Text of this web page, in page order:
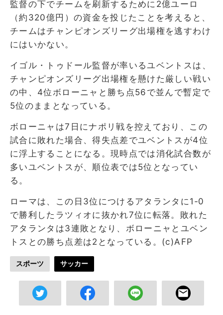
監督の下でチームを刷新するために2億ユーロ
（約320億円）の資金を投じたことを考えると、
チームはチャンピオンズリーグ出場権を逃すわけ
にはいかない。
イゴル・トゥドール監督が率いるユベントスは、
チャンピオンズリーグ出場権を懸けた厳しい戦い
の中、4位ボローニャと勝ち点56で並んで暫定で
5位のままとなっている。
ボローニャは7日にナポリ戦を控えており、この
試合に敗れた場合、得失点差でユベントスが4位
に浮上することになる。現時点では消化試合数が
多いユベントスが、順位表では5位となってい
る。
ローマは、この日3位につけるアタランタに1‐0
で勝利したラツィオに抜かれ7位に転落。敗れた
アタランタは3連敗となり、ボローニャとユベン
トスとの勝ち点差は2となっている。(c)AFP
スポーツ サッカー